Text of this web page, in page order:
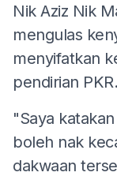
Nik Aziz Nik
mengulas
menyifatkan
pendirian PKR.
"Saya
boleh nak
dakwaan